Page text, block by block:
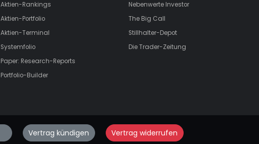
Aktien-Rankings
Aktien-Portfolio
Aktien-Terminal
Systemfolio
Paper: Research-Reports
Portfolio-Builder
Nebenwerte Investor
The Big Call
Stillhalter-Depot
Die Trader-Zeitung
Vertrag kündigen Vertrag widerrufen